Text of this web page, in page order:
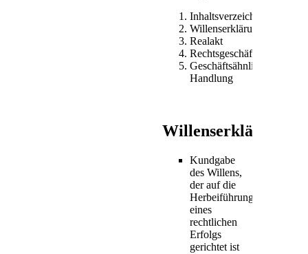
Inhaltsverzeichnis
Willenserklärung
Realakt
Rechtsgeschäft
Geschäftsähnliche
Handlung
Willenserklärung
Kundgabe
des Willens,
der auf die
Herbeiführung
eines
rechtlichen
Erfolgs
gerichtet ist